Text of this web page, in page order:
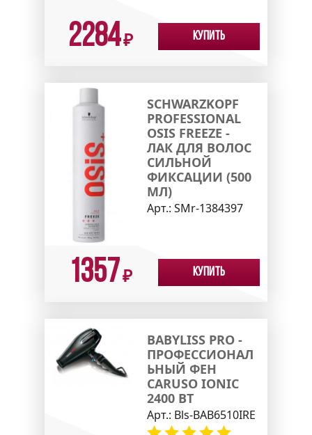
2284₽ Купить
SCHWARZKOPF
PROFESSIONAL
OSIS FREEZE -
ЛАК ДЛЯ ВОЛОС
СИЛЬНОЙ
ФИКСАЦИИ (500
МЛ)
Арт.: SMr-1384397
1357₽ Купить
BABYLISS PRO -
ПРОФЕССИОНАЛ
ЬНЫЙ ФЕН
CARUSO IONIC
2400 ВТ
Арт.: Bls-BAB6510IRE